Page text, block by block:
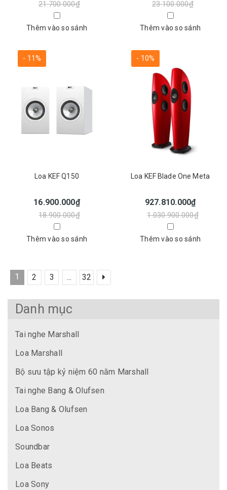
Danh mục
Tai nghe Marshall
Loa Marshall
Bộ sưu tập kỷ niệm 60 năm Marshall
Tai nghe Bang & Olufsen
Loa Bang & Olufsen
Loa Sonos
Soundbar
Loa Beats
Loa Sony
21.700.000₫
Thêm vào so sánh
23.100.000₫
Thêm vào so sánh
- 11%
Loa KEF Q150
16.900.000₫
18.900.000₫
Thêm vào so sánh
- 10%
Loa KEF Blade One Meta
927.810.000₫
1.030.900.000₫
Thêm vào so sánh
1 2 3 ... 32